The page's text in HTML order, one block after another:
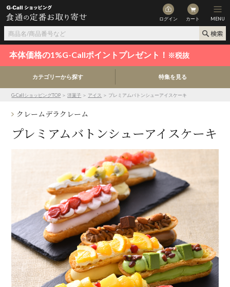
ログイン カート MENU
本体価格の1%G-Callポイントプレゼント！ ※税抜
カテゴリーから探す 特集を見る
G-CallショッピングTOP ＞洋菓子 ＞ アイス ＞ プレミアムバトンシューアイスケーキ
クレームデラクレーム
プレミアムバトンシューアイスケーキ